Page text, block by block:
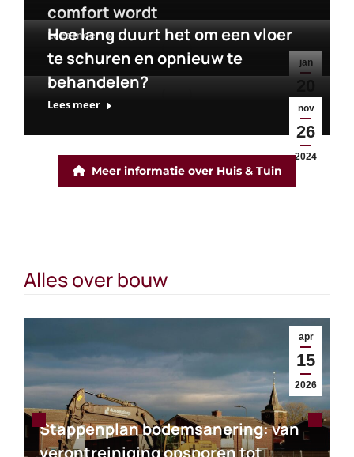
jan
20
2025
comfort wordt
Lees meer
nov
26
2024
Hoe lang duurt het om een vloer
te schuren en opnieuw te
behandelen?
Lees meer
Meer informatie over Huis & Tuin
Alles over bouw
apr
15
2026
Stappenplan bodemsanering: van